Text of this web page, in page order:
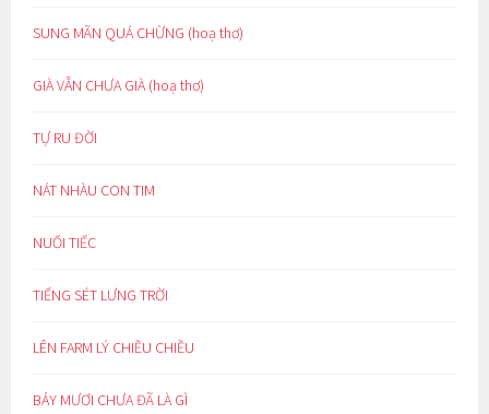
SUNG MÃN QUÁ CHỪNG (hoạ thơ)
GIÀ VẪN CHƯA GIÀ (hoạ thơ)
TỰ RU ĐỜI
NÁT NHÀU CON TIM
NUỐI TIẾC
TIẾNG SÉT LƯNG TRỜI
LÊN FARM LÝ CHIỀU CHIỀU
BẢY MƯƠI CHƯA ĐÃ LÀ GÌ